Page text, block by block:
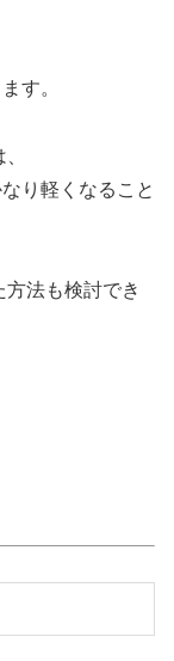
す。
り軽くなること
法も検討でき